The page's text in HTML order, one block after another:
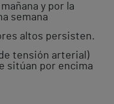
y por la
semana
altos persisten.
tensión arterial)
sitúan por encima